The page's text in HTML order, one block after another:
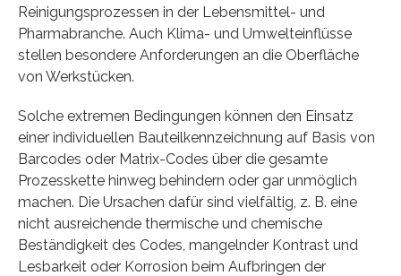
Reinigungsprozessen in der Lebensmittel- und
Pharmabranche. Auch Klima- und Umwelteinflüsse
stellen besondere Anforderungen an die Oberfläche
von Werkstücken.
Solche extremen Bedingungen können den Einsatz
einer individuellen Bauteilkennzeichnung auf Basis von
Barcodes oder Matrix-Codes über die gesamte
Prozesskette hinweg behindern oder gar unmöglich
machen. Die Ursachen dafür sind vielfältig, z. B. eine
nicht ausreichende thermische und chemische
Beständigkeit des Codes, mangelnder Kontrast und
Lesbarkeit oder Korrosion beim Aufbringen der